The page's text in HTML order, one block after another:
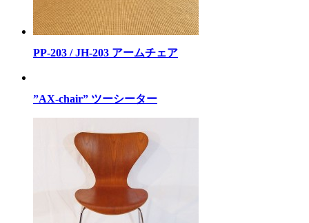
PP-203 / JH-203 アームチェア
”AX-chair” ツーシーター